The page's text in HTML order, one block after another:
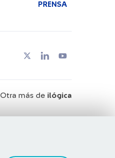
PRENSA
Otra más de ilógica